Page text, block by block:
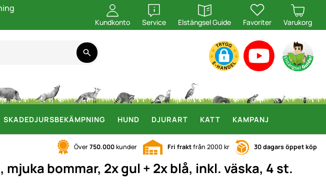
Kundkonto Service
öppna
Elstängsel Guide
öppna
Favoriter Varukorg
SKADEDJURSBEKÄMPNING HUND DJURART KATT KAMPANJ
Över750.000kunder Fri fraktfrån 2000 kr 30 dagars öppet köp
bommar, 2x gul + 2x blå, inkl. väska, 4 st.